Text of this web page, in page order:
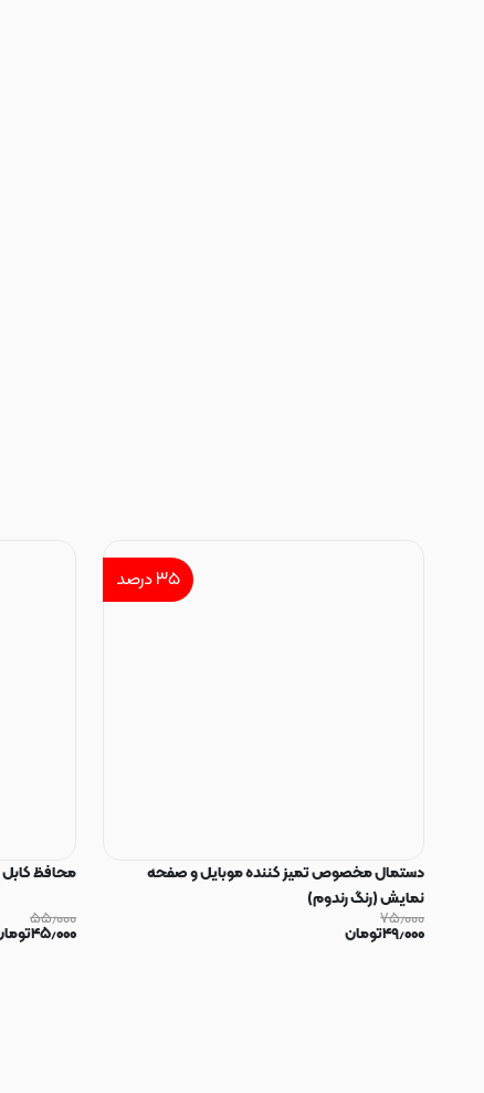
۳۵درصد
دستمال مخصوص تمیز کننده موبایل و صفحه
نمایش (رنگ رندوم)
۷۵٫۰۰۰
۴۹٫۰۰۰تومان
محافظ کابل فنری
۵۵٫۰۰۰
۴۵٫۰۰۰